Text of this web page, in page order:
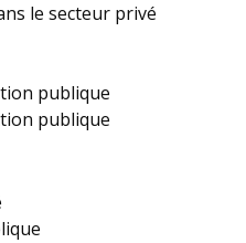
le secteur privé
publique
publique